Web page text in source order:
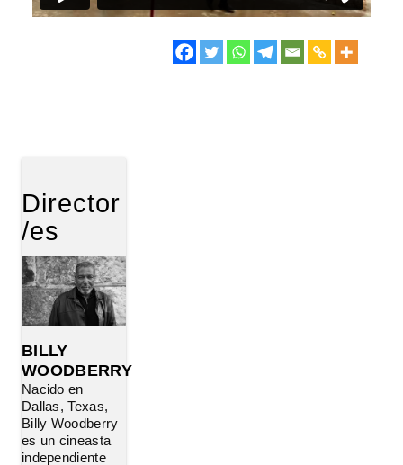
Director
/es
BILLY
WOODBERRY
Nacido en
Dallas, Texas,
Billy Woodberry
es un cineasta
independiente